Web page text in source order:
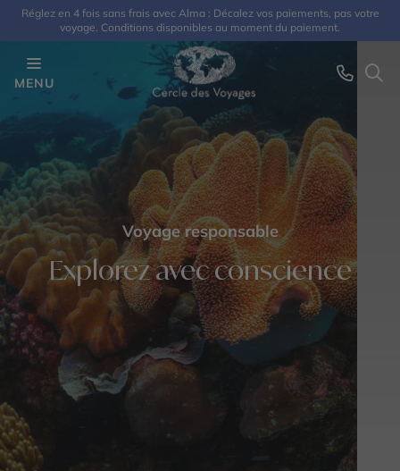
Réglez en 4 fois sans frais avec Alma : Décalez vos paiements, pas votre
voyage. Conditions disponibles au moment du paiement.
MENU
Voyage responsable
Explorez avec conscience